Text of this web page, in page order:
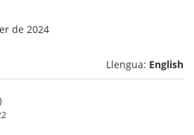
de 2024
Llengua: English
)